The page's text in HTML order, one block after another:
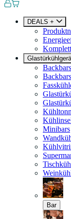
DEALS +
Backbars
Minibars
Bar